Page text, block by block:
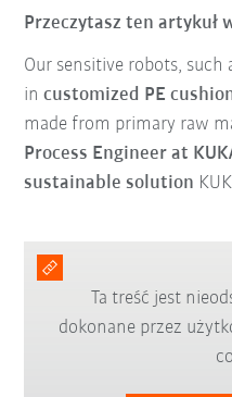
Przeczytasz ten artykuł
Our sensitive robots, such
incustomized PE
made from primary raw
Process Engineer at
sustainable solution
Ta treść jest
dokonane przez